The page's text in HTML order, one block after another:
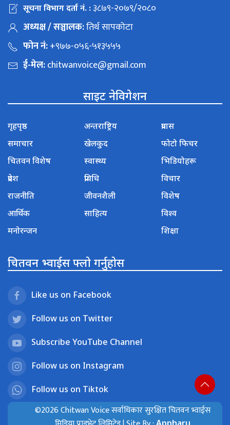
सूचना विभाग दर्ता नं. :३८७९-२०७९/२०८०
अध्यक्ष / सञ्चालक:तिर्थ सापकोटा
फोन नं:+९७७-०५६-५१३५५५
ई-मेल:chitwanvoice@gmail.com
साइट नेविगेशन
गृहपृष्ठ
समाचार
चितवन विशेष
प्रदेश
राजनीति
आर्थिक
मनोरन्जन
अन्तराष्ट्रिय
खेलकुद
स्वास्थ्य
प्रविधि
जीवनशैली
साहित्य
प्रवास
फोटो फिचर
भिडियोहरू
विचार
विशेष
विश्व
शिक्षा
चितवन भ्वाईस फ्लो गर्नुहोस
Like us on Facebook
Follow us on Twitter
Subscribe YouTube Channel
Follow us on Instagram
Follow us on Tiktok
©2026 Chitwan Voice सर्वाधिकार सुरक्षित चितवन भ्वाईस